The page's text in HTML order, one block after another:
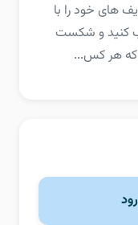
های خود را با
کنید و شکست
که هر کس...